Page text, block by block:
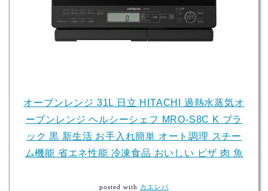
オーブンレンジ 31L 日立 HITACHI 過熱水蒸気オ
ーブンレンジ ヘルシーシェフ MRO-S8C K ブラ
ック 黒 新生活 お手入れ簡単 オート調理 スチー
ム機能 省エネ性能 冷凍食品 おいしい ピザ 肉 魚
posted with カエレバ